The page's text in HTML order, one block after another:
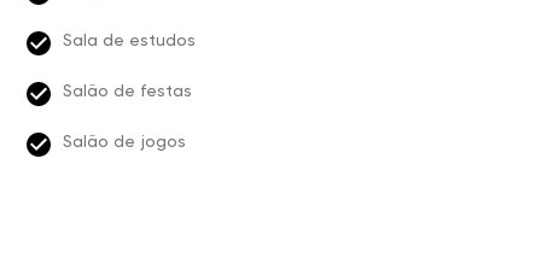
Sala de estudos
Salão de festas
Salão de jogos